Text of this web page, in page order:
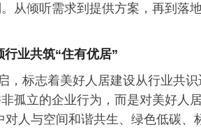
从倾听需求到提供方案，再到落
业共筑“住有优居”
，标志着美好人居建设从行业共
孤立的企业行为，而是对美好人
对人与空间和谐共生、绿色低碳